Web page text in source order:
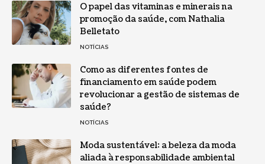
O papel das vitaminas e minerais na
promoção da saúde, com Nathalia
Belletato
NOTÍCIAS
Como as diferentes fontes de
financiamento em saúde podem
revolucionar a gestão de sistemas de
saúde?
NOTÍCIAS
Moda sustentável: a beleza da moda
aliada à responsabilidade ambiental